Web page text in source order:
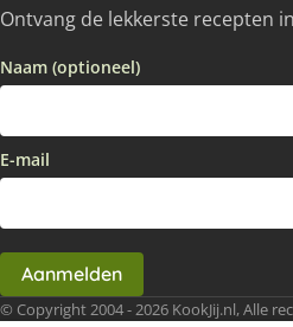
Ontvang de lekkerste recepten
Naam (optioneel)
E-mail
Aanmelden
© Copyright 2004 - 2026 KookJij.nl, Alle